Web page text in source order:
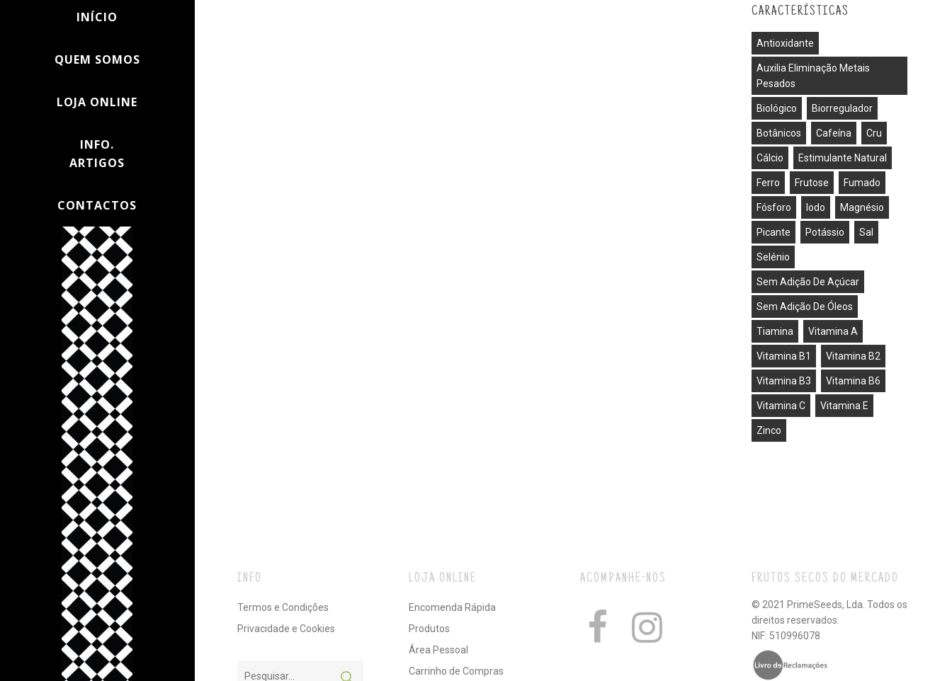
INÍCIO
QUEM SOMOS
LOJA ONLINE
INFO.
ARTIGOS
CONTACTOS
CARACTERÍSTICAS
Antioxidante
Auxilia Eliminação Metais
Pesados
Biológico Biorregulador
Botânicos Cafeína Cru
Cálcio Estimulante Natural
Ferro Frutose Fumado
Fósforo Iodo Magnésio
Picante Potássio Sal
Selénio
Sem Adição De Açúcar
Sem Adição De Óleos
Tiamina Vitamina A
Vitamina B1 Vitamina B2
Vitamina B3 Vitamina B6
Vitamina C Vitamina E
Zinco
INFO
Termos e Condições
Privacidade e Cookies
LOJA ONLINE
Encomenda Rápida
Produtos
Área Pessoal
Carrinho de Compras
ACOMPANHE-NOS FRUTOS SECOS DO MERCADO
© 2021 PrimeSeeds, Lda. Todos os
direitos reservados.
NIF: 510996078